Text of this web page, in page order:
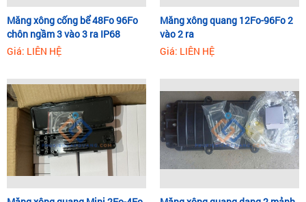
Măng xông cống bể 48Fo 96Fo
chôn ngầm 3 vào 3 ra IP68
Giá: LIÊN HỆ
Măng xông quang 12Fo-96Fo 2
vào 2 ra
Giá: LIÊN HỆ